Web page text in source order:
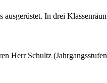
In drei
Herr Schultz